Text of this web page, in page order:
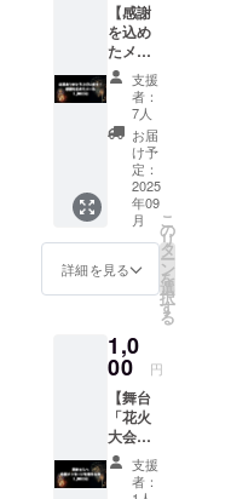
2006年に設
立し、モデ
ル・俳優・
歌手・司会
など幅広く
活躍できる
場を提供す
ると共に、
本格的な指
導で社会経
験の土台作
りと行って
います。
これからも
宮崎の活性
化と宮崎の
若者が芸能
【感謝
を込め
たメー
ル】 リ
ターン
不要、
それで
も舞台
「花火
大会の
夜」と
俳優 稲
井大地
を応援
した
敵な方
へ 俳優
稲井大
地の初
プロ
デュー
サー舞
台「花
支援
者：
7人
お届
け予
定：
2025
年09
月
詳細を見る
こ
の
リ
タ
ー
ン
を
選
択
す
る
1,0
00 円
【舞台
「花火
大会の
夜」へ
出演す
る演者
支援
者：